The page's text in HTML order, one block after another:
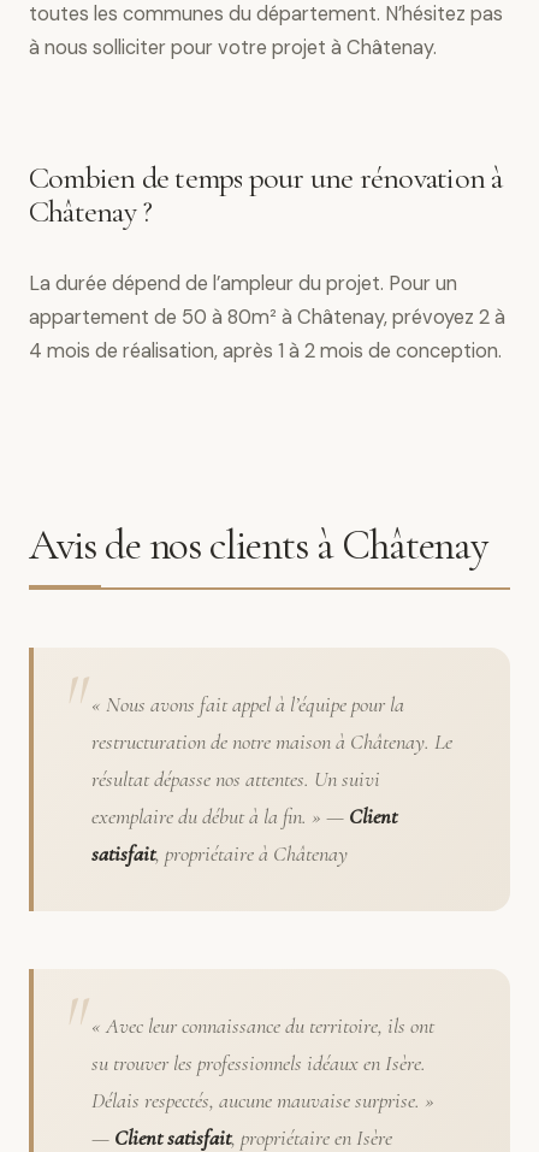
toutes les communes du département. N’hésitez pas
à nous solliciter pour votre projet à Châtenay.
Combien de temps pour une rénovation à
Châtenay ?
La durée dépend de l’ampleur du projet. Pour un
appartement de 50 à 80m² à Châtenay, prévoyez 2 à
4 mois de réalisation, après 1 à 2 mois de conception.
Avis de nos clients à Châtenay
« Nous avons fait appel à l’équipe pour la
restructuration de notre maison à Châtenay. Le
résultat dépasse nos attentes. Un suivi
exemplaire du début à la fin. » — Client
satisfait, propriétaire à Châtenay
« Avec leur connaissance du territoire, ils ont
su trouver les professionnels idéaux en Isère.
Délais respectés, aucune mauvaise surprise. »
— Client satisfait, propriétaire en Isère